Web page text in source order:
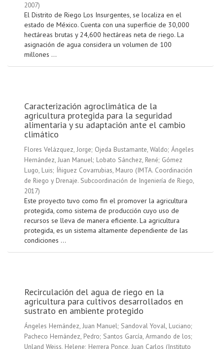
2007)
El Distrito de Riego Los Insurgentes, se localiza en el
estado de México. Cuenta con una superficie de 30,000
hectáreas brutas y 24,600 hectáreas neta de riego. La
asignación de agua considera un volumen de 100
millones ...
Caracterización agroclimática de la
agricultura protegida para la seguridad
alimentaria y su adaptación ante el cambio
climático
Flores Velázquez, Jorge; Ojeda Bustamante, Waldo; Ángeles
Hernández, Juan Manuel; Lobato Sánchez, René; Gómez
Lugo, Luis; Íñiguez Covarrubias, Mauro (IMTA. Coordinación
de Riego y Drenaje. Subcoordinación de Ingeniería de Riego,
2017)
Este proyecto tuvo como fin el promover la agricultura
protegida, como sistema de producción cuyo uso de
recursos se lleva de manera eficiente. La agricultura
protegida, es un sistema altamente dependiente de las
condiciones ...
Recirculación del agua de riego en la
agricultura para cultivos desarrollados en
sustrato en ambiente protegido
Ángeles Hernández, Juan Manuel; Sandoval Yoval, Luciano;
Pacheco Hernández, Pedro; Santos García, Armando de los;
Unland Weiss, Helene; Herrera Ponce, Juan Carlos (Instituto